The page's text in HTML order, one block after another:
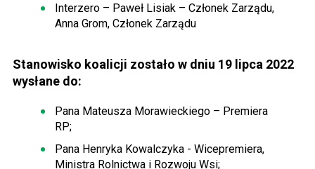
Interzero – Paweł Lisiak – Członek Zarządu,
Anna Grom, Członek Zarządu
Stanowisko koalicji zostało w dniu 19 lipca 2022
wysłane do:
Pana Mateusza Morawieckiego – Premiera
RP;
Pana Henryka Kowalczyka - Wicepremiera,
Ministra Rolnictwa i Rozwoju Wsi;